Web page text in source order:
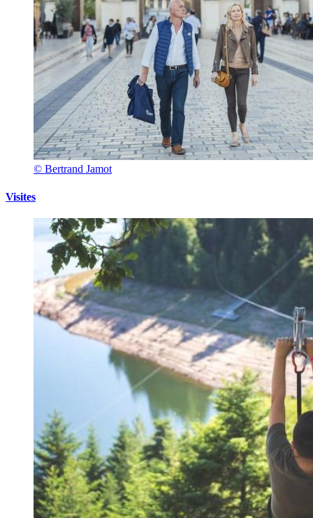
© Bertrand Jamot
Visites